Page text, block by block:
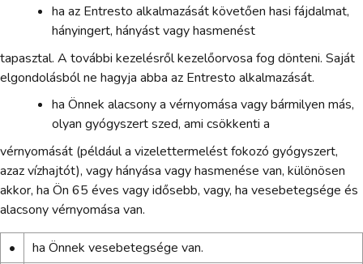
ha az Entresto alkalmazását követően hasi fájdalmat,
hányingert, hányást vagy hasmenést
tapasztal. A további kezelésről kezelőorvosa fog dönteni. Saját
elgondolásból ne hagyja abba az Entresto alkalmazását.
ha Önnek alacsony a vérnyomása vagy bármilyen más,
olyan gyógyszert szed, ami csökkenti a
vérnyomását (például a vizelettermelést fokozó gyógyszert,
azaz vízhajtót), vagy hányása vagy hasmenése van, különösen
akkor, ha Ön 65 éves vagy idősebb, vagy, ha vesebetegsége és
alacsony vérnyomása van.
•
ha Önnek vesebetegsége van.